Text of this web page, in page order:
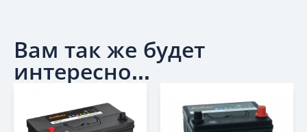
Вам так же будет
интересно...